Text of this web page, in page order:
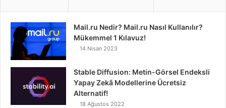
Mail.ru Nedir? Mail.ru Nasıl Kullanılır?
Mükemmel 1 Kılavuz!
14 Nisan 2023
Stable Diffusion: Metin-Görsel Endeksli
Yapay Zekâ Modellerine Ücretsiz
Alternatif!
18 Ağustos 2022